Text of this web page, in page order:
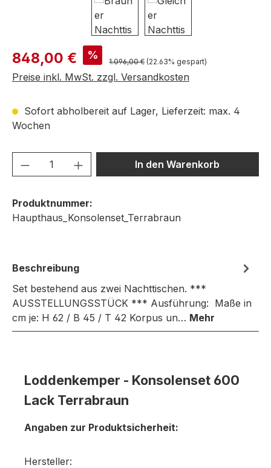
Verkaufspreis:
848,00 € % Regulärer Preis:
1.096,00 € (22.63% gespart)
Preise inkl. MwSt. zzgl. Versandkosten
Sofort abholbereit auf Lager, Lieferzeit: max. 4
Wochen
Produkt Anzahl: Gib denIn den Warenkorb
Produktnummer:
Haupthaus_Konsolenset_Terrabraun
Beschreibung
Set bestehend aus zwei Nachttischen. ***
AUSSTELLUNGSSTÜCK *** Ausführung: Maße in
cm je: H 62 / B 45 / T 42 Korpus un… Mehr
Loddenkemper - Konsolenset 600
Lack Terrabraun
Angaben zur Produktsicherheit:
Hersteller: